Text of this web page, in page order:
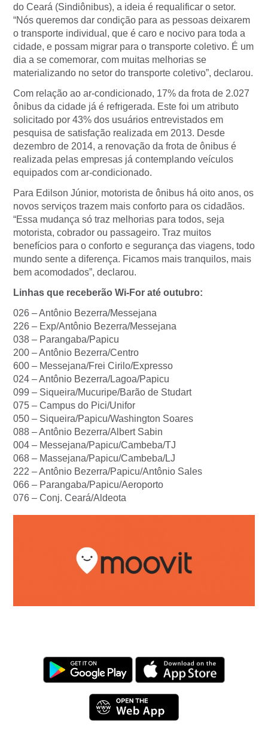
do Ceará (Sindiônibus), a ideia é requalificar o setor.
“Nós queremos dar condição para as pessoas deixarem
o transporte individual, que é caro e nocivo para toda a
cidade, e possam migrar para o transporte coletivo. É um
dia a se comemorar, com muitas melhorias se
materializando no setor do transporte coletivo”, declarou.
Com relação ao ar-condicionado, 17% da frota de 2.027
ônibus da cidade já é refrigerada. Este foi um atributo
solicitado por 43% dos usuários entrevistados em
pesquisa de satisfação realizada em 2013. Desde
dezembro de 2014, a renovação da frota de ônibus é
realizada pelas empresas já contemplando veículos
equipados com ar-condicionado.
Para Edilson Júnior, motorista de ônibus há oito anos, os
novos serviços trazem mais conforto para os cidadãos.
“Essa mudança só traz melhorias para todos, seja
motorista, cobrador ou passageiro. Traz muitos
benefícios para o conforto e segurança das viagens, todo
mundo sente a diferença. Ficamos mais tranquilos, mais
bem acomodados”, declarou.
Linhas que receberão Wi-For até outubro:
026 – Antônio Bezerra/Messejana
226 – Exp/Antônio Bezerra/Messejana
038 – Parangaba/Papicu
200 – Antônio Bezerra/Centro
600 – Messejana/Frei Cirilo/Expresso
024 – Antônio Bezerra/Lagoa/Papicu
099 – Siqueira/Mucuripe/Barão de Studart
075 – Campus do Pici/Unifor
050 – Siqueira/Papicu/Washington Soares
088 – Antônio Bezerra/Albert Sabin
004 – Messejana/Papicu/Cambeba/TJ
068 – Massejana/Papicu/Cambeba/LJ
222 – Antônio Bezerra/Papicu/Antônio Sales
066 – Parangaba/Papicu/Aeroporto
076 – Conj. Ceará/Aldeota